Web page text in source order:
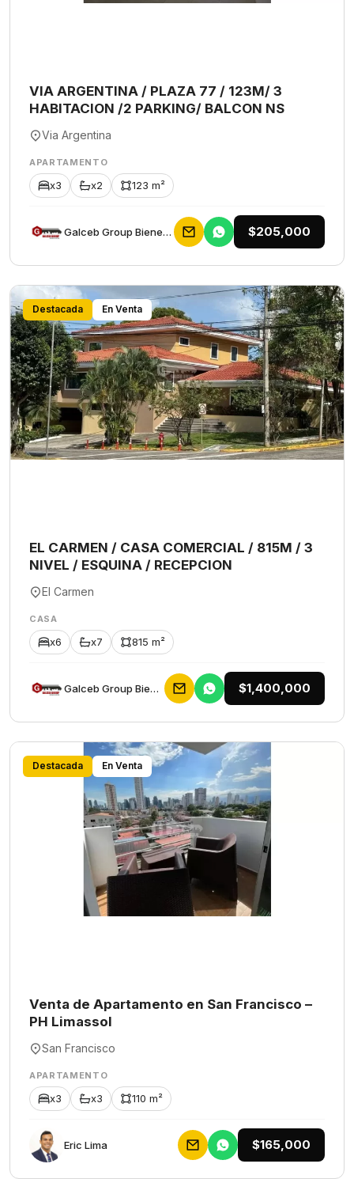
VIA ARGENTINA / PLAZA 77 / 123M/ 3
HABITACION /2 PARKING/ BALCON NS
Via Argentina
APARTAMENTO
x3 x2 123 m²
Galceb Group Bienes Raices $205,000
Destacada En Venta
EL CARMEN / CASA COMERCIAL / 815M / 3
NIVEL / ESQUINA / RECEPCION
El Carmen
CASA
x6 x7 815 m²
Galceb Group Bienes Raices $1,400,000
Destacada En Venta
Venta de Apartamento en San Francisco –
PH Limassol
San Francisco
APARTAMENTO
x3 x3 110 m²
Eric Lima $165,000